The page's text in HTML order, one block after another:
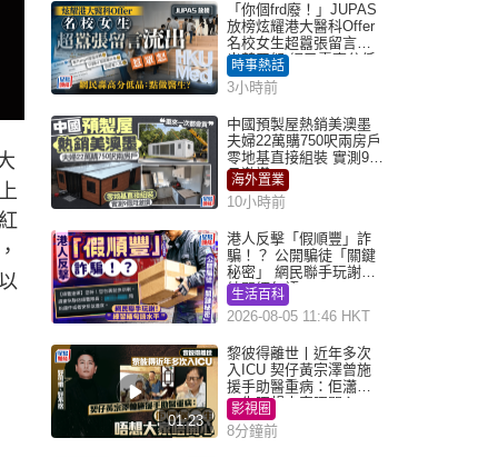
「你個frd廢！」JUPAS
放榜炫耀港大醫科Offer
名校女生超囂張留言流
出惹眾怒 網民轟高分低
品：點做醫生？｜Juicy
叮
時事熱話
3小時前
中國預製屋熱銷美澳墨
夫婦22萬購750呎兩房戶
零地基直接組裝 實測9個
月激讚
海外置業
10小時前
港人反擊「假順豐」詐
騙！？ 公開騙徒「關鍵
秘密」 網民聯手玩謝：
練習緬甸語
生活百科
2026-08-05 11:46 HKT
01:23
黎彼得離世丨近年多次
入ICU 契仔黃宗澤曾施
援手助醫重病：佢瀟灑
一生唔想大家唔開心
影視圈
8分鐘前